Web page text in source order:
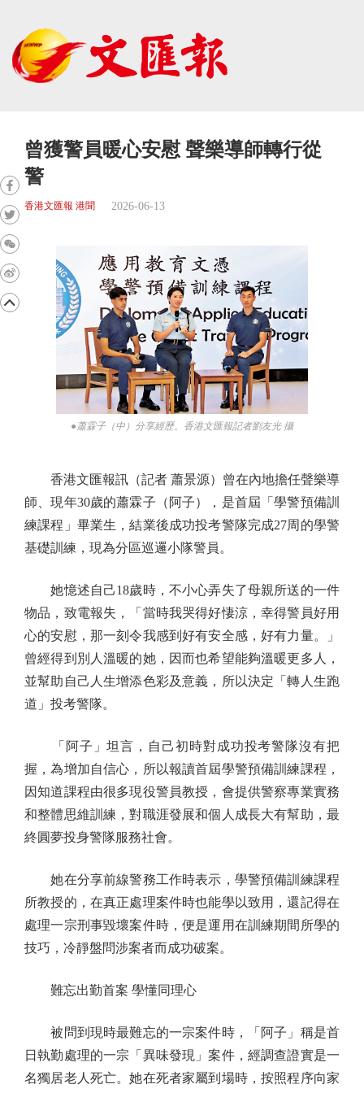
曾獲警員暖心安慰 聲樂導師轉行從
警
香港文匯報 港聞 2026-06-13
●蕭霖子（中）分享經歷。香港文匯報記者劉友光 攝
香港文匯報訊（記者 蕭景源）曾在內地擔任聲樂導
師、現年30歲的蕭霖子（阿子），是首屆「學警預備訓
練課程」畢業生，結業後成功投考警隊完成27周的學警
基礎訓練，現為分區巡邏小隊警員。
她憶述自己18歲時，不小心弄失了母親所送的一件
物品，致電報失，「當時我哭得好悽涼，幸得警員好用
心的安慰，那一刻令我感到好有安全感，好有力量。」
曾經得到別人溫暖的她，因而也希望能夠溫暖更多人，
並幫助自己人生增添色彩及意義，所以決定「轉人生跑
道」投考警隊。
「阿子」坦言，自己初時對成功投考警隊沒有把
握，為增加自信心，所以報讀首屆學警預備訓練課程，
因知道課程由很多現役警員教授，會提供警察專業實務
和整體思維訓練，對職涯發展和個人成長大有幫助，最
終圓夢投身警隊服務社會。
她在分享前線警務工作時表示，學警預備訓練課程
所教授的，在真正處理案件時也能學以致用，還記得在
處理一宗刑事毀壞案件時，便是運用在訓練期間所學的
技巧，冷靜盤問涉案者而成功破案。
難忘出勤首案 學懂同理心
被問到現時最難忘的一宗案件時，「阿子」稱是首
日執勤處理的一宗「異味發現」案件，經調查證實是一
名獨居老人死亡。她在死者家屬到場時，按照程序向家